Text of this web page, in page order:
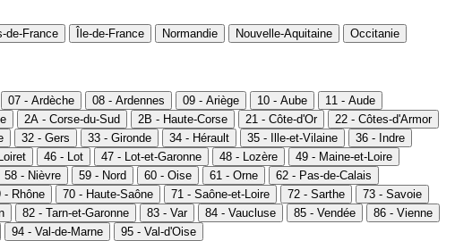
de-France Île-de-France Normandie Nouvelle-Aquitaine
Occitanie
07 - Ardèche 08 - Ardennes 09 - Ariège 10 - Aube
11 - Aude
2A - Corse-du-Sud 2B - Haute-Corse 21 - Côte-d'Or
22 - Côtes-d'Armor
32 - Gers 33 - Gironde 34 - Hérault 35 - Ille-et-Vilaine
36 - Indre
46 - Lot 47 - Lot-et-Garonne 48 - Lozère
49 - Maine-et-Loire
58 - Nièvre 59 - Nord 60 - Oise 61 - Orne
62 - Pas-de-Calais
- Rhône 70 - Haute-Saône 71 - Saône-et-Loire 72 - Sarthe
73 - Savoie
82 - Tarn-et-Garonne 83 - Var 84 - Vaucluse 85 - Vendée
86 - Vienne
94 - Val-de-Marne 95 - Val-d'Oise